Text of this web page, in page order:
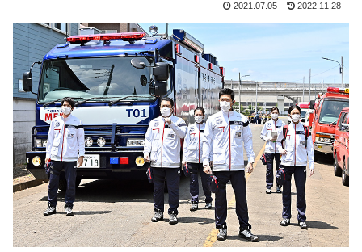
2021.07.05 2022.11.28